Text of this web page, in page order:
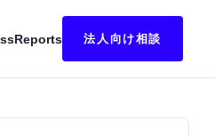
Reports 法人向け相談